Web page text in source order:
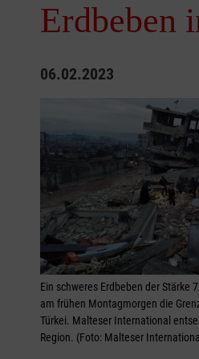
Erdbeben
06.02.2023
Ein schweres Erdbeben der Stärke
am frühen Montagmorgen die
Türkei. Malteser International
Region. (Foto: Malteser